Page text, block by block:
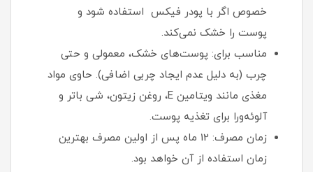
خصوص اگر با پودر فیکس استفاده شود و
پوست را خشک نمی‌کند.
مناسب برای: پوست‌های خشک، معمولی و حتی
چرب (به دلیل عدم ایجاد چربی اضافی). حاوی مواد
مغذی مانند ویتامین E، روغن زیتون، شی باتر و
آلوئه‌ورا برای تغذیه پوست.
زمان مصرف: 12 ماه پس از اولین مصرف بهترین
زمان استفاده از آن خواهد بود.